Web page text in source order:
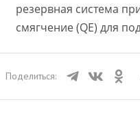
резервная система
смягчение (QE) для
Поделиться: Телеграм